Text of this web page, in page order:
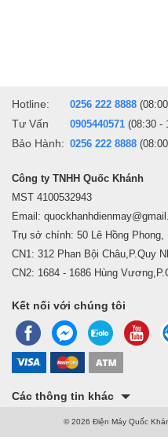
Hotline: 0256 222 8888
Tư Vấn 0905440571 (08:30 -
Bảo Hành: 0256 222 8888
Công ty TNHH Quốc Khánh
MST 4100532943
Email:
Trụ sở chính: 50 Lê Hồng Phong,
CN1: 312 Phan Bội Châu,P.Quy
CN2: 1684 - 1686 Hùng
Kết nối với chúng tôi
Các thông tin khác
© 2026 Điện Máy Quốc